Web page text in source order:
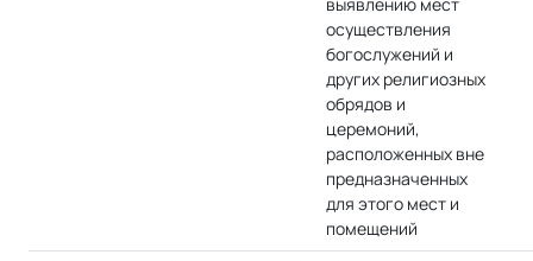
осуществления
богослужений и
других религиозных
обрядов и
церемоний,
расположенных вне
предназначенных
для этого мест и
помещений